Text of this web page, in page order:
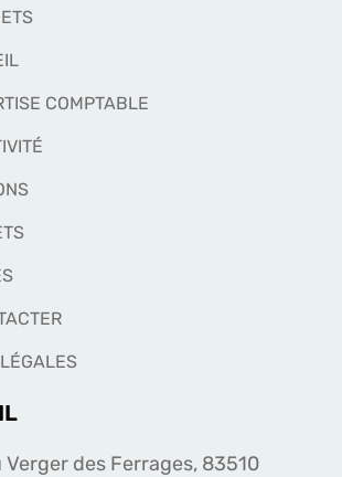
COMPTABLE
Verger des Ferrages, 83510